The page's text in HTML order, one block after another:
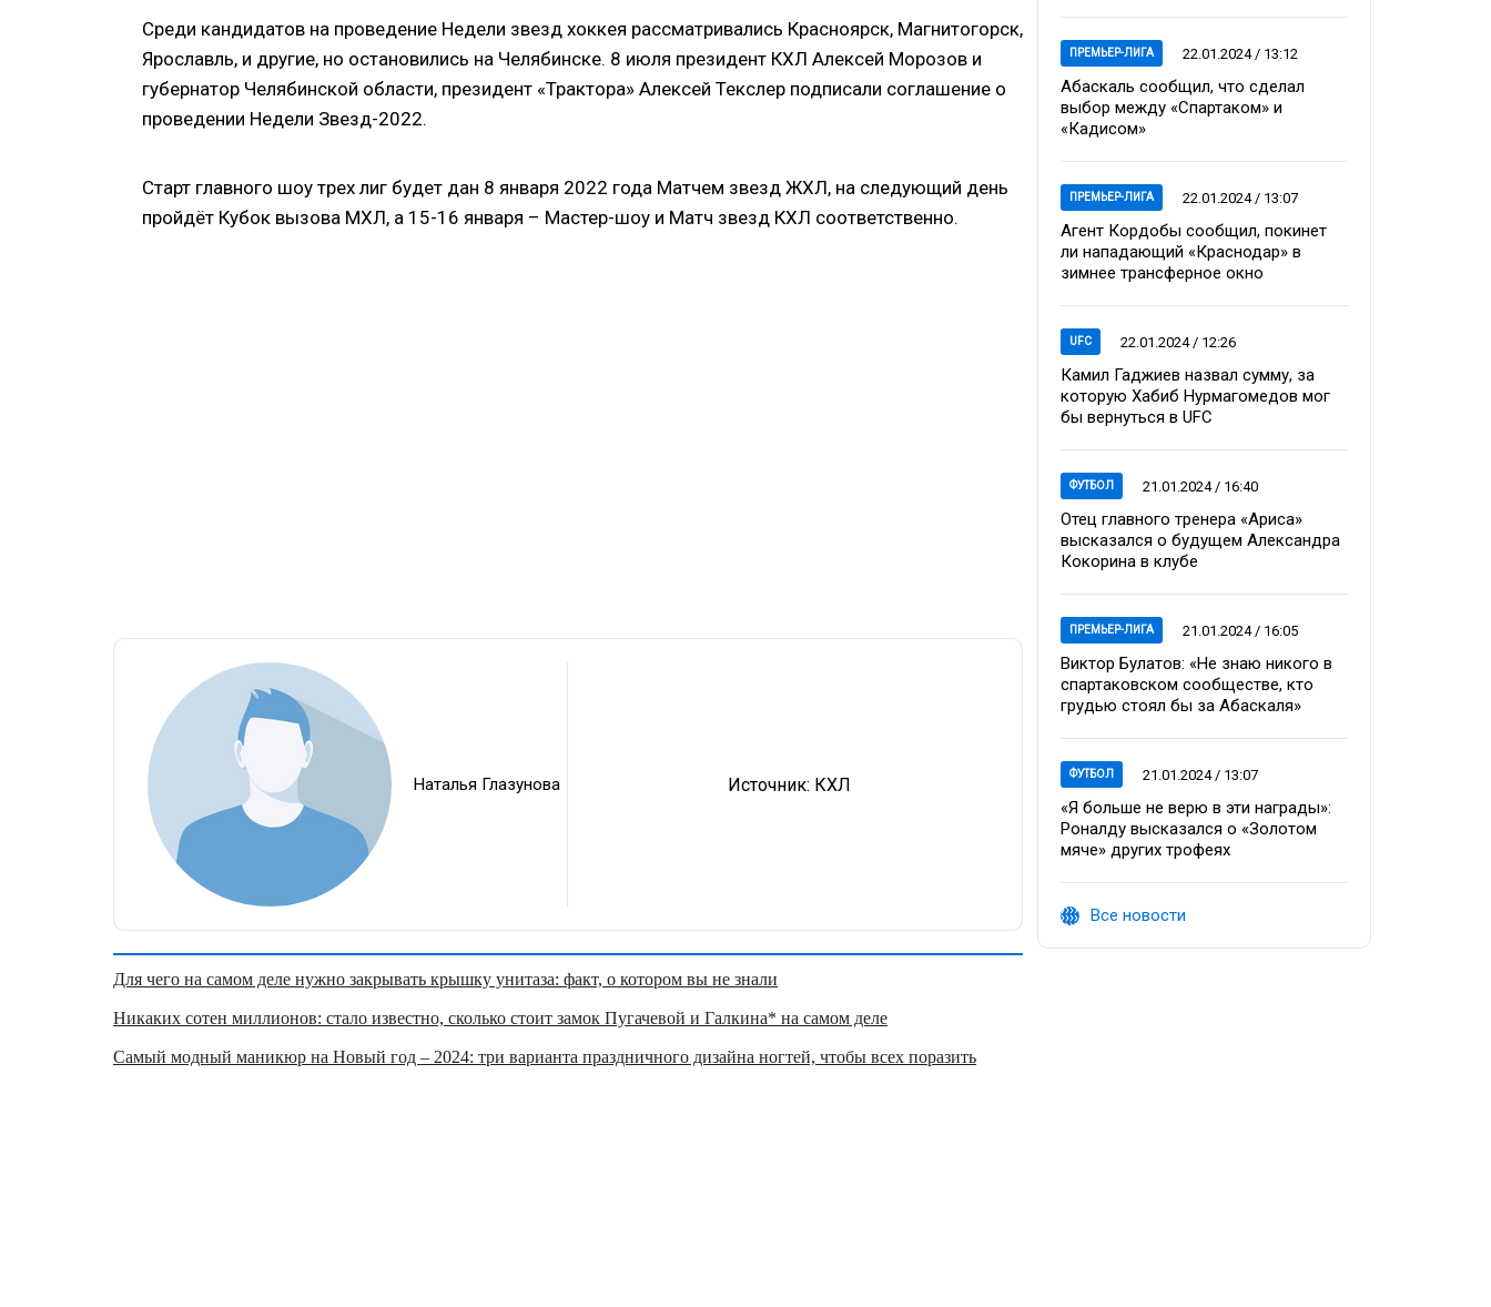
Среди кандидатов на проведение Недели звезд хоккея рассматривались Красноярск, Магнитогорск,
Ярославль, и другие, но остановились на Челябинске. 8 июля президент КХЛ Алексей Морозов и
губернатор Челябинской области, президент «Трактора» Алексей Текслер подписали соглашение о
проведении Недели Звезд-2022.
Старт главного шоу трех лиг будет дан 8 января 2022 года Матчем звезд ЖХЛ, на следующий день
пройдёт Кубок вызова МХЛ, а 15-16 января – Мастер-шоу и Матч звезд КХЛ соответственно.
Наталья Глазунова Источник: КХЛ
Для чего на самом деле нужно закрывать крышку унитаза: факт, о котором вы не знали
Никаких сотен миллионов: стало известно, сколько стоит замок Пугачевой и Галкина* на самом деле
Самый модный маникюр на Новый год – 2024: три варианта праздничного дизайна ногтей, чтобы всех поразить
ПРЕМЬЕР-ЛИГА 22.01.2024 / 13:12
Абаскаль сообщил, что сделал
выбор между «Спартаком» и
«Кадисом»
ПРЕМЬЕР-ЛИГА 22.01.2024 / 13:07
Агент Кордобы сообщил, покинет
ли нападающий «Краснодар» в
зимнее трансферное окно
UFC 22.01.2024 / 12:26
Камил Гаджиев назвал сумму, за
которую Хабиб Нурмагомедов мог
бы вернуться в UFC
ФУТБОЛ 21.01.2024 / 16:40
Отец главного тренера «Ариса»
высказался о будущем Александра
Кокорина в клубе
ПРЕМЬЕР-ЛИГА 21.01.2024 / 16:05
Виктор Булатов: «Не знаю никого в
спартаковском сообществе, кто
грудью стоял бы за Абаскаля»
ФУТБОЛ 21.01.2024 / 13:07
«Я больше не верю в эти награды»:
Роналду высказался о «Золотом
мяче» других трофеях
Все новости